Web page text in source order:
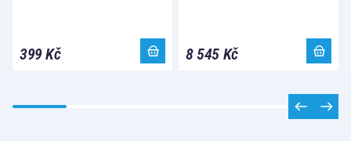
399 Kč 8 545 Kč